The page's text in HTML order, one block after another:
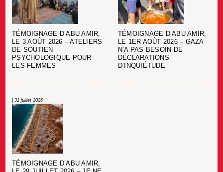
TÉMOIGNAGE D’ABU AMIR,
LE 3 AOÛT 2026 – ATELIERS
DE SOUTIEN
PSYCHOLOGIQUE POUR
LES FEMMES
TÉMOIGNAGE D’ABU AMIR,
LE 1ER AOÛT 2026 – GAZA
N’A PAS BESOIN DE
DÉCLARATIONS
D’INQUIÉTUDE
| 31 juillet 2026 |
TÉMOIGNAGE D’ABU AMIR,